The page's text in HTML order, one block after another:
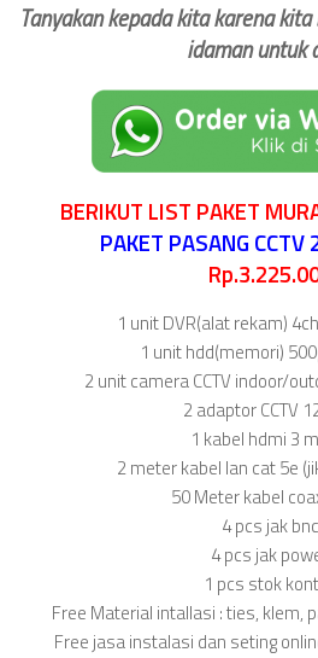
Tanyakan kepada kita karena
idaman untuk
BERIKUT LIST PAKET
PAKET PASANG CCTV
1 unit DVR(alat rekam)
1 unit hdd(memori)
2 unit camera CCTV indoor/
2 adaptor CCTV
1 kabel hdmi 3
2 meter kabel lan cat 5e
50 Meter kabel
4 pcs jak bnc
4 pcs jak
1 pcs stok
Free Material intallasi : ties, klem,
Free jasa instalasi dan seting